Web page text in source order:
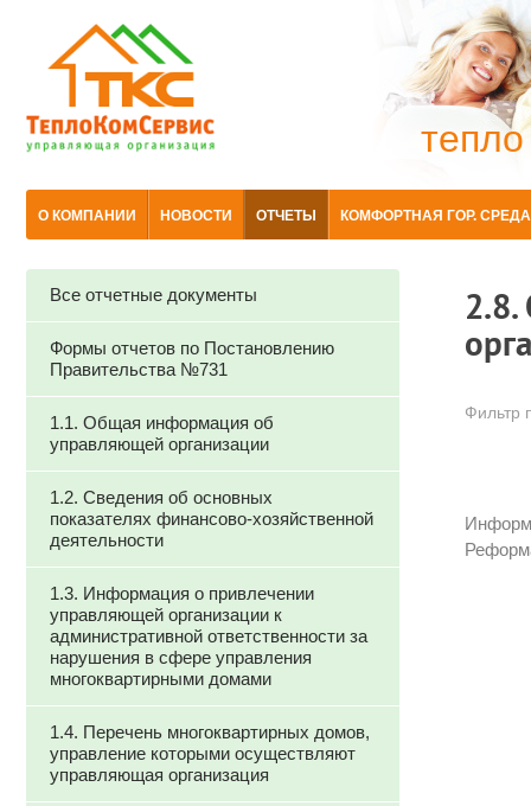
тепло
О КОМПАНИИ НОВОСТИ ОТЧЕТЫ КОМФОРТНАЯ ГОР. СРЕДА
2.8.
Фильтр
Все отчетные документы
Формы отчетов по Постановлению
Правительства №731
1.1. Общая информация об
управляющей организации
1.2. Сведения об основных
показателях финансово-хозяйственной
деятельности
1.3. Информация о привлечении
управляющей организации к
административной ответственности за
нарушения в сфере управления
многоквартирными домами
1.4. Перечень многоквартирных домов,
управление которыми осуществляют
управляющая организация